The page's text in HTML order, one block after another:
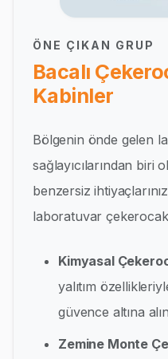
ÖNE ÇIKAN GRUP
Bacalı
Kabinler
Bölgenin önde gelen
sağlayıcılarından biri
benzersiz
laboratuvar
Kimyasal
yalıtım
güvence altına
Zemine Monte